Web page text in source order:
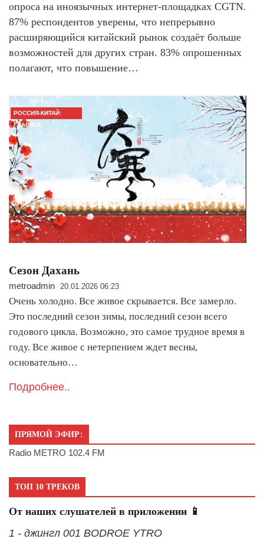
опроса на иноязычных интернет-площадках CGTN.
87% респондентов уверены, что непрерывно
расширяющийся китайский рынок создаёт больше
возможностей для других стран. 83% опрошенных
полагают, что повышение…
РОССИЯ-КИТАЙ:
ГЛАВНОЕ
Сезон Дахань
metroadmin 20.01.2026 06:23
Очень холодно. Все живое скрывается. Все замерло.
Это последний сезон зимы, последний сезон всего
годового цикла. Возможно, это самое трудное время в
году. Все живое с нетерпением ждет весны,
основательно…
Подробнее..
ПРЯМОЙ ЭФИР:
Radio METRO 102.4 FM
ТОП 10 ТРЕКОВ
От наших слушателей в приложении 📱
1 - джингл 001 BODROE YTRO